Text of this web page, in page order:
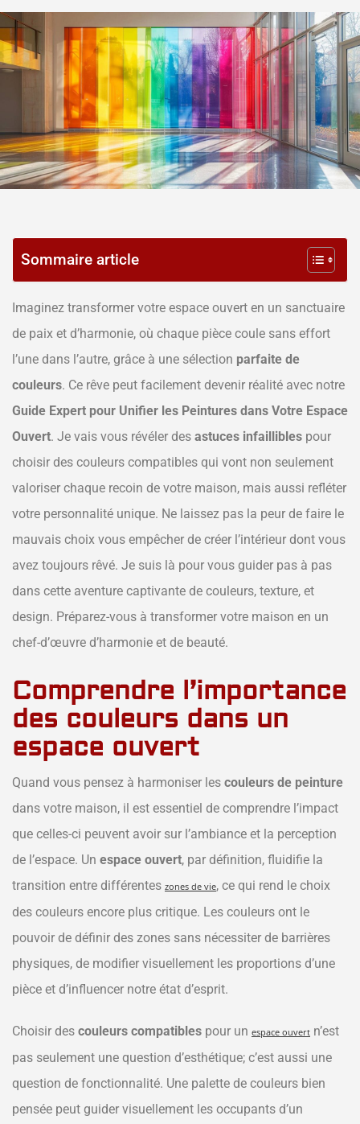
Sommaire article
Imaginez transformer votre espace ouvert en un sanctuaire
de paix et d’harmonie, où chaque pièce coule sans effort
l’une dans l’autre, grâce à une sélection parfaite de
couleurs. Ce rêve peut facilement devenir réalité avec notre
Guide Expert pour Unifier les Peintures dans Votre Espace
Ouvert. Je vais vous révéler des astuces infaillibles pour
choisir des couleurs compatibles qui vont non seulement
valoriser chaque recoin de votre maison, mais aussi refléter
votre personnalité unique. Ne laissez pas la peur de faire le
mauvais choix vous empêcher de créer l’intérieur dont vous
avez toujours rêvé. Je suis là pour vous guider pas à pas
dans cette aventure captivante de couleurs, texture, et
design. Préparez-vous à transformer votre maison en un
chef-d’œuvre d’harmonie et de beauté.
Comprendre l’importance
des couleurs dans un
espace ouvert
Quand vous pensez à harmoniser les couleurs de peinture
dans votre maison, il est essentiel de comprendre l’impact
que celles-ci peuvent avoir sur l’ambiance et la perception
de l’espace. Un espace ouvert, par définition, fluidifie la
transition entre différentes zones de vie, ce qui rend le choix
des couleurs encore plus critique. Les couleurs ont le
pouvoir de définir des zones sans nécessiter de barrières
physiques, de modifier visuellement les proportions d’une
pièce et d’influencer notre état d’esprit.
Choisir des couleurs compatibles pour un espace ouvert n’est
pas seulement une question d’esthétique; c’est aussi une
question de fonctionnalité. Une palette de couleurs bien
pensée peut guider visuellement les occupants d’un